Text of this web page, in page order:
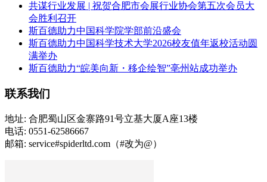
共谋行业发展 | 祝贺合肥市会展行业协会第五次会员大
会胜利召开
斯百德助力中国科学院学部前沿盛会
斯百德助力中国科学技术大学2026校友值年返校活动圆
满举办
斯百德助力“皖美向新・移企绘智”亳州站成功举办
联系我们
地址: 合肥蜀山区金寨路91号立基大厦A座13楼
电话: 0551-62586667
邮箱: service#spiderltd.com（#改为@）